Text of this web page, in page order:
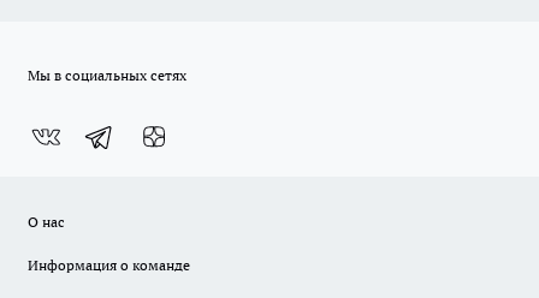
Мы в социальных сетях
О нас
Информация о команде